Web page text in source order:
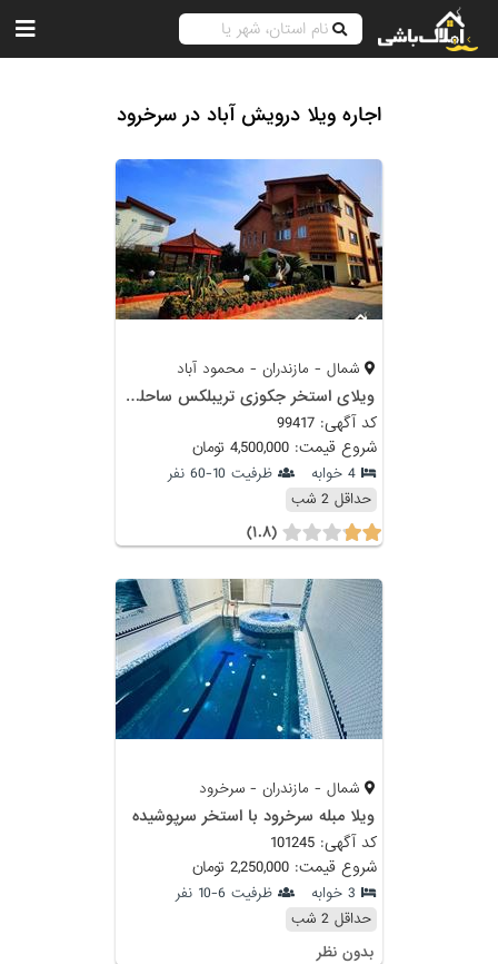
اجاره ویلا درویش آباد در سرخرود
شمال - مازندران - محمود آباد
ویلای استخر جکوزی تریبلکس ساحلی سرخرود
کد آگهی: 99417
شروع قیمت: 4,500,000 تومان
4 خوابه
ظرفیت 10-60 نفر
حداقل 2 شب
(۱.۸)
شمال - مازندران - سرخرود
ویلا مبله سرخرود با استخر سرپوشیده
کد آگهی: 101245
شروع قیمت: 2,250,000 تومان
3 خوابه
ظرفیت 6-10 نفر
حداقل 2 شب
بدون نظر